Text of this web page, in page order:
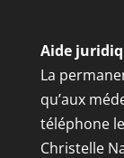
Aide
La
qu’aux
téléphone
Christelle